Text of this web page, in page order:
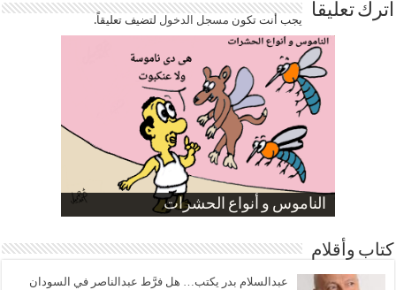
اترك تعليقاً يجب أنت تكون مسجل الدخوللتضيف تعليقاً.
الناموس و أنواع الحشرات
الموظفين بعد ارتفاع الأسعار
ارتفاع نسبة الطلاق في مصر
صورة كاركاتيرية
صورة كاركاتيرية
كتاب وأقلام
عبدالسلام بدر يكتب… هل فرَّط عبدالناصر في السودان